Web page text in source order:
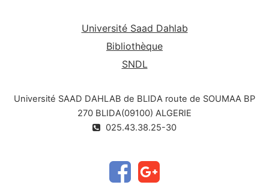
Université Saad Dahlab
Bibliothèque
SNDL
Université SAAD DAHLAB de BLIDA route de SOUMAA BP
270 BLIDA(09100) ALGERIE
025.43.38.25-30